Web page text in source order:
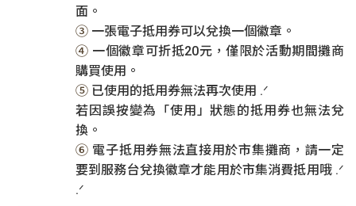
面。
③ 一張電子抵用券可以兌換一個徽章。
④ 一個徽章可折抵20元，僅限於活動期間攤商
購買使用。
⑤ 已使用的抵用券無法再次使用 .ᐟ
若因誤按變為「使用」狀態的抵用券也無法兌
換。
⑥ 電子抵用券無法直接用於市集攤商，請一定
要到服務台兌換徽章才能用於市集消費抵用哦 .ᐟ
.ᐟ